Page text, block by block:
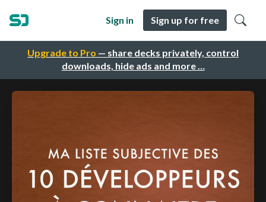
Upgrade to Pro — share decks privately, control
downloads, hide ads and more …
Sign in Sign up for free